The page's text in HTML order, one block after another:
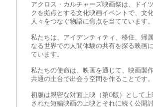
アクロス・カルチャーズ映画祭は、ドイ
クを拠点とする文化映画イベントで、文
人々をつなぐ物語に焦点を当てています。
私たちは、アイデンティティ、移住、帰
なる世界での人間体験の共有を探る映画
ています。
私たちの使命は、映画を通じて、映画製
共通の土台で出会う空間を作ることです。
初版は親密な対面上映（第0版）として
された短編映画の上映とそれに続く公開